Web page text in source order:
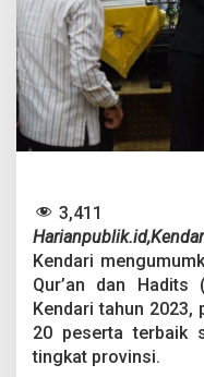
k
i
l
a
a
r
i
,
P
W
3,411
Kendari
Qur’an dan Hadits
Kendari tahun 2023,
20 peserta terbaik
tingkat provinsi.